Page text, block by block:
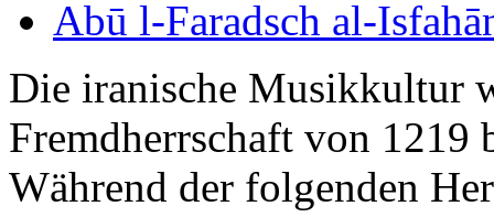
Abū l-Faradsch al-
Die iranische Musikkultur
Fremdherrschaft von 1219
Während der folgenden